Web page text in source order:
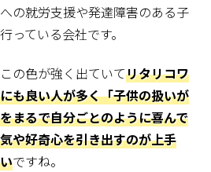
の就労支援や発達障害のある子
っている会社です。
の色が強く出ていてリタリコワ
も良い人が多く「子供の扱いが
まるで自分ごとのように喜んで
や好奇心を引き出すのが上手
ですね。